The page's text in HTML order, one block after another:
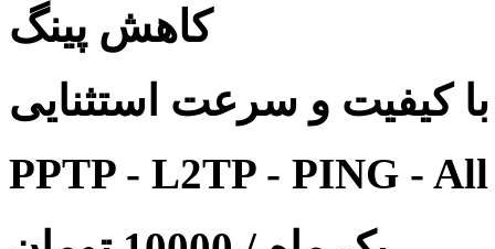
کاهش پینگ
کیفیت و سرعت استثنایی
PPTP - L2TP - PING -